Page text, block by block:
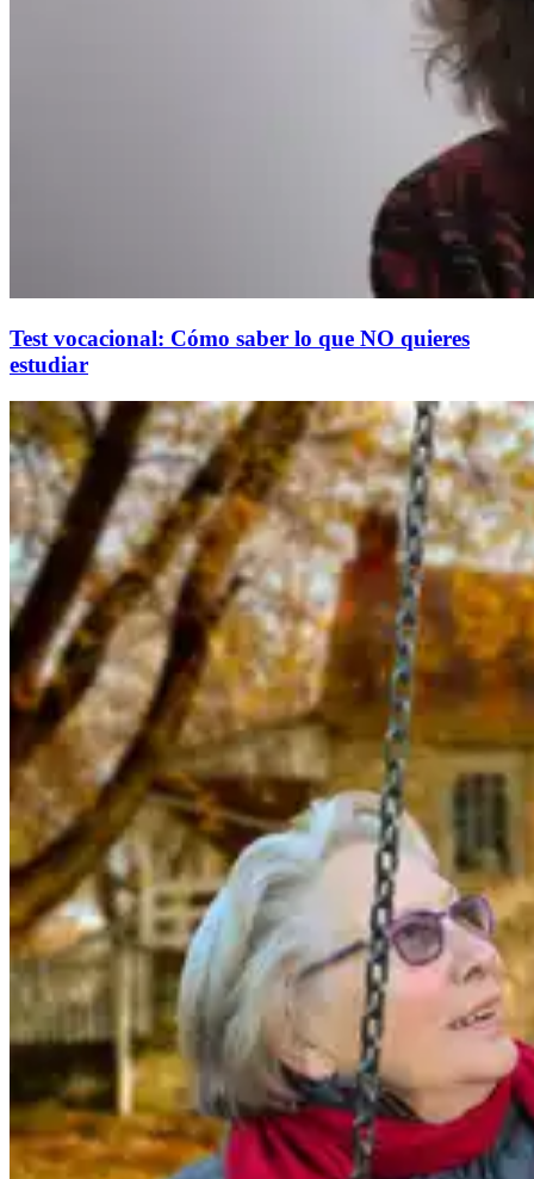
Test vocacional: Cómo saber lo que NO quieres
estudiar